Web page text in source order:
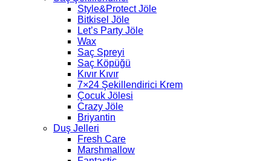
Style&Protect Jöle
Bitkisel Jöle
Let’s Party Jöle
Wax
Saç Spreyi
Saç Köpüğü
Kıvır Kıvır
7×24 Şekillendirici Krem
Çocuk Jölesi
Crazy Jöle
Briyantin
Duş Jelleri
Fresh Care
Marshmallow